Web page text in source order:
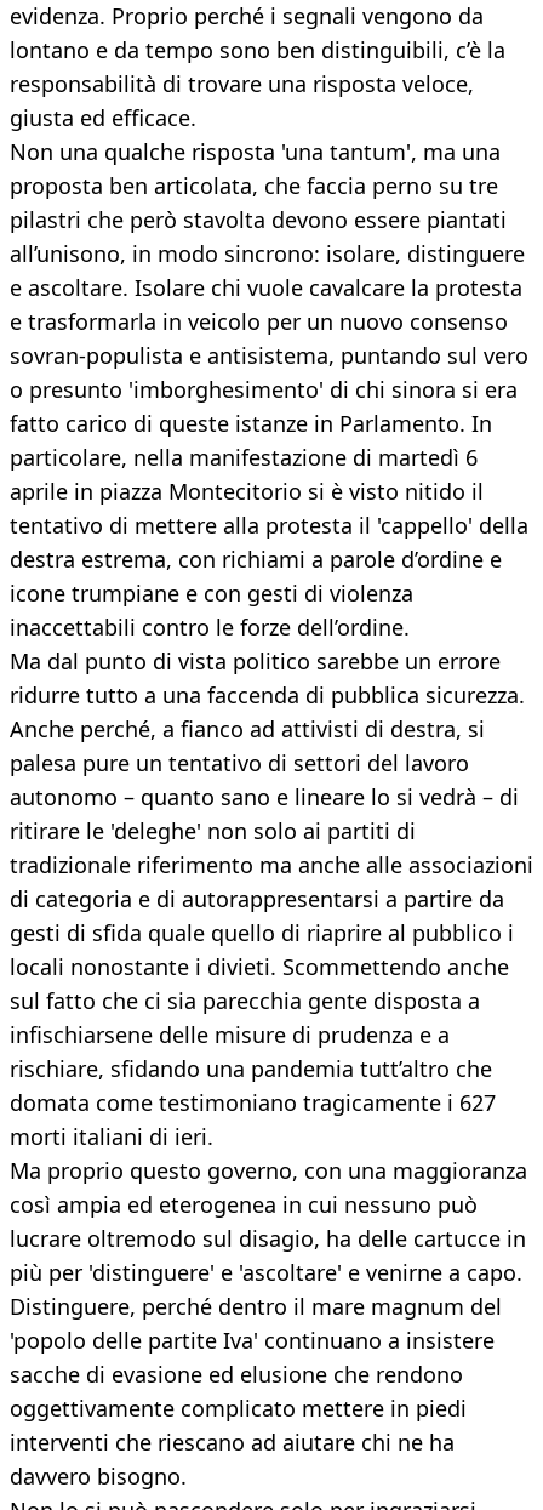
evidenza. Proprio perché i segnali vengono da
lontano e da tempo sono ben distinguibili, c’è la
responsabilità di trovare una risposta veloce,
giusta ed efficace.
Non una qualche risposta 'una tantum', ma una
proposta ben articolata, che faccia perno su tre
pilastri che però stavolta devono essere piantati
all’unisono, in modo sincrono: isolare, distinguere
e ascoltare. Isolare chi vuole cavalcare la protesta
e trasformarla in veicolo per un nuovo consenso
sovran-populista e antisistema, puntando sul vero
o presunto 'imborghesimento' di chi sinora si era
fatto carico di queste istanze in Parlamento. In
particolare, nella manifestazione di martedì 6
aprile in piazza Montecitorio si è visto nitido il
tentativo di mettere alla protesta il 'cappello' della
destra estrema, con richiami a parole d’ordine e
icone trumpiane e con gesti di violenza
inaccettabili contro le forze dell’ordine.
Ma dal punto di vista politico sarebbe un errore
ridurre tutto a una faccenda di pubblica sicurezza.
Anche perché, a fianco ad attivisti di destra, si
palesa pure un tentativo di settori del lavoro
autonomo – quanto sano e lineare lo si vedrà – di
ritirare le 'deleghe' non solo ai partiti di
tradizionale riferimento ma anche alle associazioni
di categoria e di autorappresentarsi a partire da
gesti di sfida quale quello di riaprire al pubblico i
locali nonostante i divieti. Scommettendo anche
sul fatto che ci sia parecchia gente disposta a
infischiarsene delle misure di prudenza e a
rischiare, sfidando una pandemia tutt’altro che
domata come testimoniano tragicamente i 627
morti italiani di ieri.
Ma proprio questo governo, con una maggioranza
così ampia ed eterogenea in cui nessuno può
lucrare oltremodo sul disagio, ha delle cartucce in
più per 'distinguere' e 'ascoltare' e venirne a capo.
Distinguere, perché dentro il mare magnum del
'popolo delle partite Iva' continuano a insistere
sacche di evasione ed elusione che rendono
oggettivamente complicato mettere in piedi
interventi che riescano ad aiutare chi ne ha
davvero bisogno.